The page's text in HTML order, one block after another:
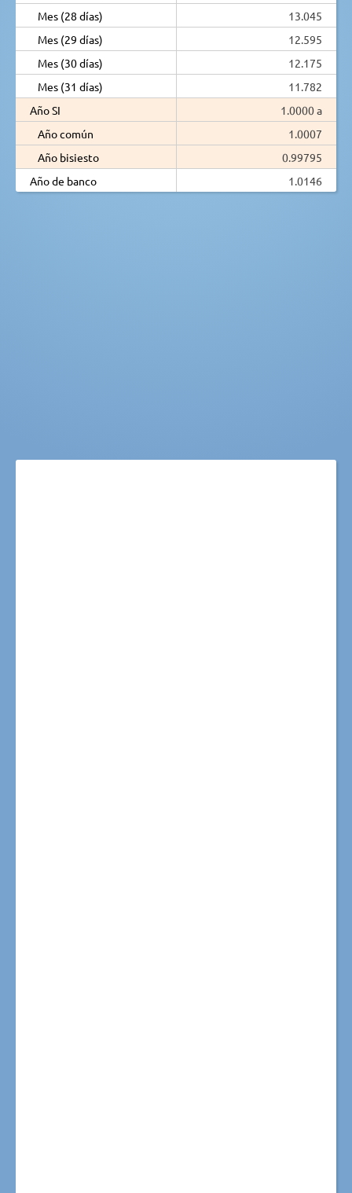
Mes (28 días)
13.045
Mes (29 días)
12.595
Mes (30 días)
12.175
Mes (31 días)
11.782
Año SI
1.0000 a
Año común
1.0007
Año bisiesto
0.99795
Año de banco
1.0146